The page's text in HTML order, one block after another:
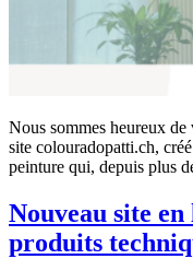
Nous sommes heureux
site colouradopatti.ch,
peinture qui, depuis plus
Nouveau site
produits